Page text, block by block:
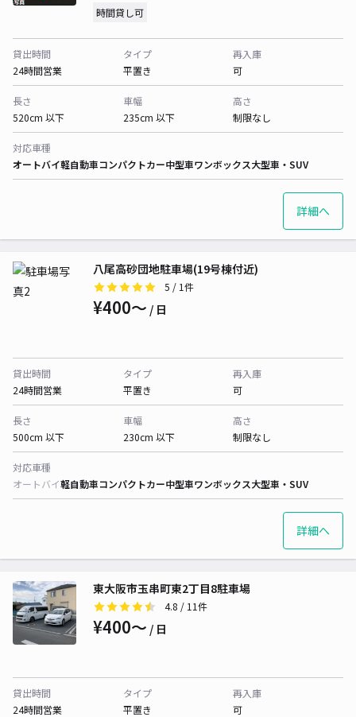
時間貸し可
貸出時間
24時間営業
タイプ
平置き
再入庫
可
長さ
520cm 以下
車幅
235cm 以下
高さ
制限なし
対応車種
オートバイ軽自動車コンパクトカー中型車ワンボックス大型車・SUV
詳細へ
八尾高砂団地駐車場(19号棟付近)
5 / 1件
¥400〜 / 日
貸出時間
24時間営業
タイプ
平置き
再入庫
可
長さ
500cm 以下
車幅
230cm 以下
高さ
制限なし
対応車種
オートバイ軽自動車コンパクトカー中型車ワンボックス大型車・SUV
詳細へ
東大阪市玉串町東2丁目8駐車場
4.8 / 11件
¥400〜 / 日
貸出時間
24時間営業
タイプ
平置き
再入庫
可